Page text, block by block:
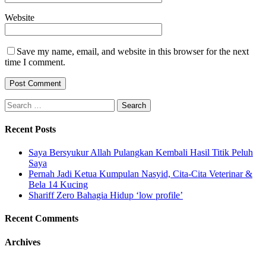
Website
Save my name, email, and website in this browser for the next
time I comment.
Search
for:
Recent Posts
Saya Bersyukur Allah Pulangkan Kembali Hasil Titik Peluh
Saya
Pernah Jadi Ketua Kumpulan Nasyid, Cita-Cita Veterinar &
Bela 14 Kucing
Shariff Zero Bahagia Hidup ‘low profile’
Recent Comments
Archives